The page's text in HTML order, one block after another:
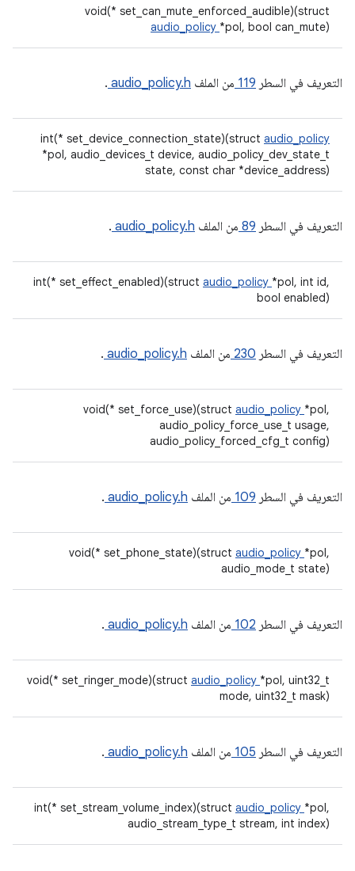
void(* set_can_mute_enforced_audible)(struct
audio_policy *pol, bool can_mute)
التعريف في السطر 119 من الملف audio_policy.h
.
int(* set_device_connection_state)(struct audio_policy
*pol, audio_devices_t device, audio_policy_dev_state_t
state, const char *device_address)
التعريف في السطر 89 من الملف audio_policy.h
.
int(* set_effect_enabled)(struct audio_policy *pol, int id,
bool enabled)
التعريف في السطر 230 من الملف audio_policy.h
.
void(* set_force_use)(struct audio_policy *pol,
audio_policy_force_use_t usage,
audio_policy_forced_cfg_t config)
التعريف في السطر 109 من الملف audio_policy.h
.
void(* set_phone_state)(struct audio_policy *pol,
audio_mode_t state)
التعريف في السطر 102 من الملف audio_policy.h
.
void(* set_ringer_mode)(struct audio_policy *pol, uint32_t
mode, uint32_t mask)
التعريف في السطر 105 من الملف audio_policy.h
.
int(* set_stream_volume_index)(struct audio_policy *pol,
audio_stream_type_t stream, int index)